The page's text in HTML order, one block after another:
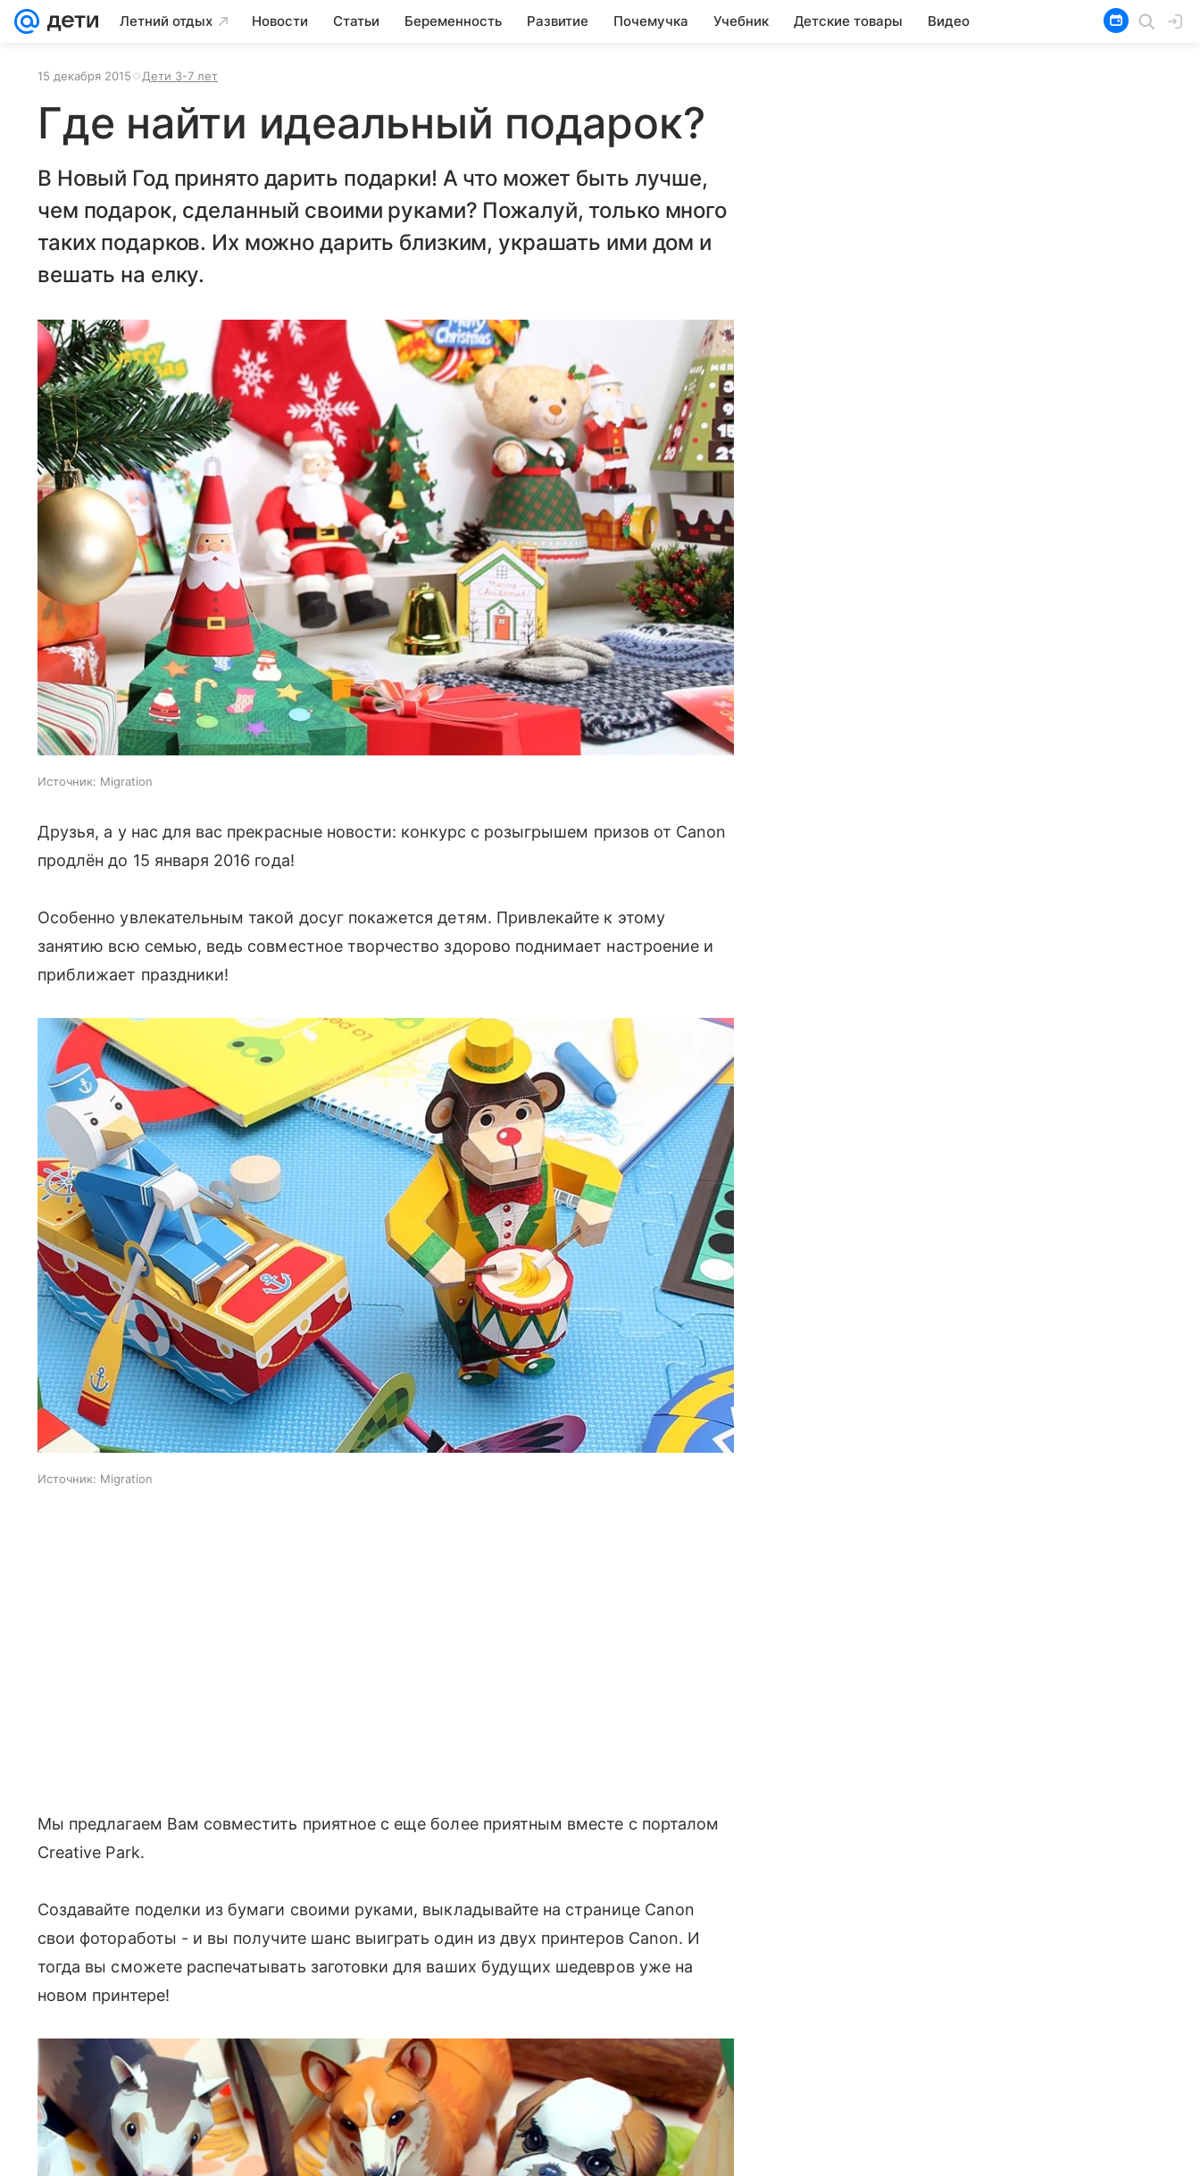
Летний отдых Новости Статьи Беременность Развитие Почемучка Учебник Детские товары Видео
15 декабря 2015 Дети 3-7 лет
Где найти идеальный подарок?
В Новый Год принято дарить подарки! А что может быть лучше,
чем подарок, сделанный своими руками? Пожалуй, только много
таких подарков. Их можно дарить близким, украшать ими дом и
вешать на елку.
Источник: Migration
Друзья, а у нас для вас прекрасные новости: конкурс с розыгрышем призов от Canon
продлён до 15 января 2016 года!
Особенно увлекательным такой досуг покажется детям. Привлекайте к этому
занятию всю семью, ведь совместное творчество здорово поднимает настроение и
приближает праздники!
Источник: Migration
Мы предлагаем Вам совместить приятное с еще более приятным вместе с порталом
Creative Park.
Создавайте поделки из бумаги своими руками, выкладывайте на странице Canon
свои фотоработы - и вы получите шанс выиграть один из двух принтеров Canon. И
тогда вы сможете распечатывать заготовки для ваших будущих шедевров уже на
новом принтере!